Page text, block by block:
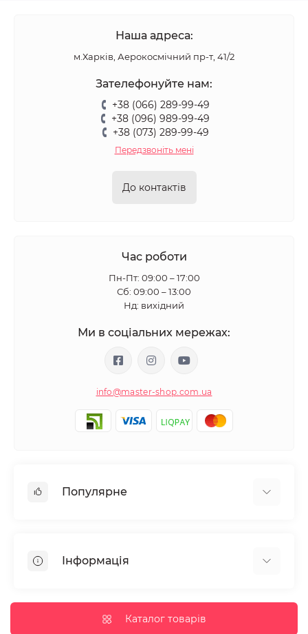
Наша адреса:
м.Харків, Аерокосмічний пр-т, 41/2
Зателефонуйте нам:
+38 (066) 289-99-49
+38 (096) 989-99-49
+38 (073) 289-99-49
Передзвоніть мені
До контактів
Час роботи
Пн-Пт: 09:00 – 17:00
Сб: 09:00 – 13:00
Нд: вихідний
Ми в соціальних мережах:
info@master-shop.com.ua
Популярне
Парафінотерапія
Вії та брови
Дезінфекція та стерилізація
Інформація
Доставка та оплата
Каталог товарів